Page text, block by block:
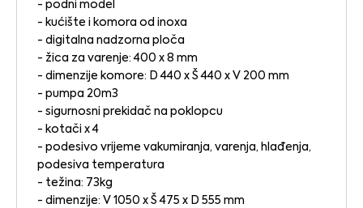
- podni model
- kućište i komora od inoxa
- digitalna nadzorna ploča
- žica za varenje: 400 x 8 mm
- dimenzije komore: D 440 x Š 440 x V 200 mm
- pumpa 20m3
- sigurnosni prekidač na poklopcu
- kotači x 4
- podesivo vrijeme vakumiranja, varenja, hlađenja,
podesiva temperatura
- težina: 73kg
- dimenzije: V 1050 x Š 475 x D 555 mm